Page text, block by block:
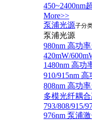
450~2400nm
More>>
泵浦光源子分
泵浦光源
980nm 高功
420mW/
1480nm 高功
910/915nm
808nm 高功
多模光纤耦
793/808/915/
976nm 泵浦